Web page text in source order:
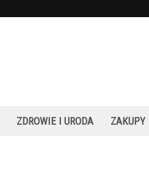
ZDROWIE I URODA ZAKUPY